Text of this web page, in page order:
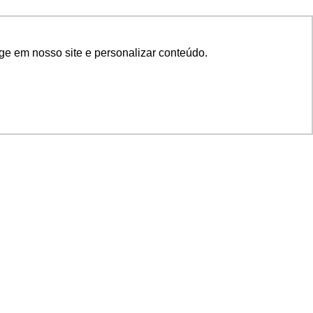
em nosso site e personalizar conteúdo.